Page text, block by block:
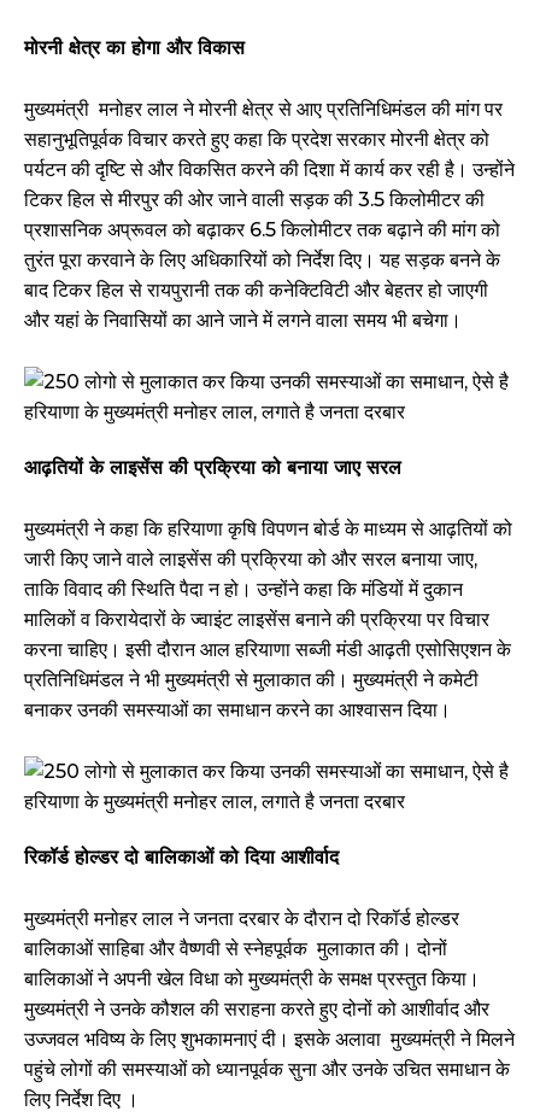
मोरनी क्षेत्र का होगा और विकास
मुख्यमंत्री मनोहर लाल ने मोरनी क्षेत्र से आए प्रतिनिधिमंडल की मांग पर
सहानुभूतिपूर्वक विचार करते हुए कहा कि प्रदेश सरकार मोरनी क्षेत्र को
पर्यटन की दृष्टि से और विकसित करने की दिशा में कार्य कर रही है। उन्होंने
टिकर हिल से मीरपुर की ओर जाने वाली सड़क की 3.5 किलोमीटर की
प्रशासनिक अप्रूवल को बढ़ाकर 6.5 किलोमीटर तक बढ़ाने की मांग को
तुरंत पूरा करवाने के लिए अधिकारियों को निर्देश दिए। यह सड़क बनने के
बाद टिकर हिल से रायपुरानी तक की कनेक्टिविटी और बेहतर हो जाएगी
और यहां के निवासियों का आने जाने में लगने वाला समय भी बचेगा।
आढ़तियों के लाइसेंस की प्रक्रिया को बनाया जाए सरल
मुख्यमंत्री ने कहा कि हरियाणा कृषि विपणन बोर्ड के माध्यम से आढ़तियों को
जारी किए जाने वाले लाइसेंस की प्रक्रिया को और सरल बनाया जाए,
ताकि विवाद की स्थिति पैदा न हो। उन्होंने कहा कि मंडियों में दुकान
मालिकों व किरायेदारों के ज्वाइंट लाइसेंस बनाने की प्रक्रिया पर विचार
करना चाहिए। इसी दौरान आल हरियाणा सब्जी मंडी आढ़ती एसोसिएशन के
प्रतिनिधिमंडल ने भी मुख्यमंत्री से मुलाकात की। मुख्यमंत्री ने कमेटी
बनाकर उनकी समस्याओं का समाधान करने का आश्वासन दिया।
रिकॉर्ड होल्डर दो बालिकाओं को दिया आशीर्वाद
मुख्यमंत्री मनोहर लाल ने जनता दरबार के दौरान दो रिकॉर्ड होल्डर
बालिकाओं साहिबा और वैष्णवी से स्नेहपूर्वक मुलाकात की। दोनों
बालिकाओं ने अपनी खेल विधा को मुख्यमंत्री के समक्ष प्रस्तुत किया।
मुख्यमंत्री ने उनके कौशल की सराहना करते हुए दोनों को आशीर्वाद और
उज्जवल भविष्य के लिए शुभकामनाएं दी। इसके अलावा मुख्यमंत्री ने मिलने
पहुंचे लोगों की समस्याओं को ध्यानपूर्वक सुना और उनके उचित समाधान के
लिए निर्देश दिए ।